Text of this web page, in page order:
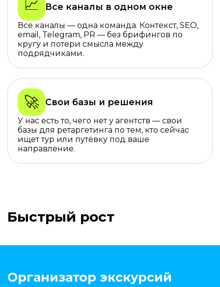
📈 Все каналы в одном окне
Все каналы — одна команда. Контекст, SEO,
email, Telegram, PR — без брифингов по
кругу и потери смысла между
подрядчиками.
🚀 Свои базы и решения
У нас есть то, чего нет у агентств — свои
базы для ретаргетинга по тем, кто сейчас
ищет тур или путёвку под ваше
направление.
Быстрый рост
Организатор экскурсий